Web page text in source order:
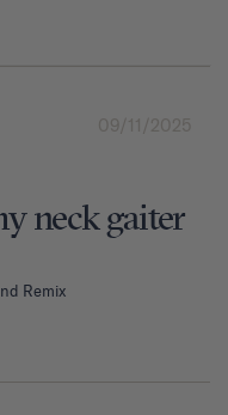
09/11/2025
neck gaiter
Remix